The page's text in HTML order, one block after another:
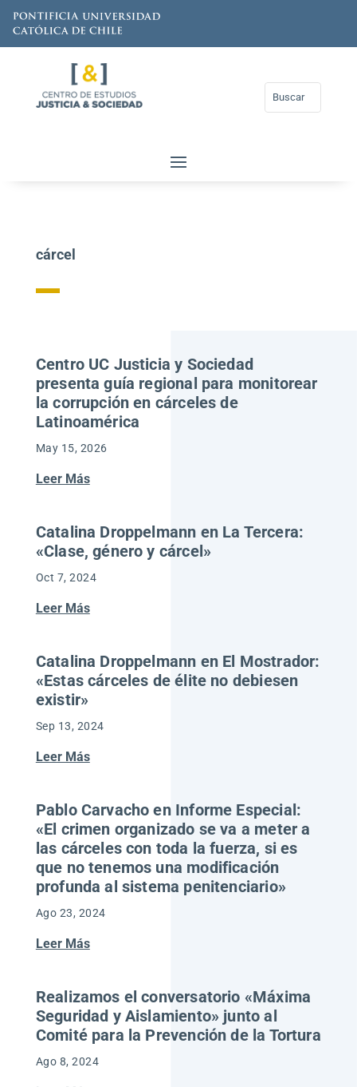
cárcel
Centro UC Justicia y Sociedad
presenta guía regional para monitorear
la corrupción en cárceles de
Latinoamérica
May 15, 2026
Leer Más
Catalina Droppelmann en La Tercera:
«Clase, género y cárcel»
Oct 7, 2024
Leer Más
Catalina Droppelmann en El Mostrador:
«Estas cárceles de élite no debiesen
existir»
Sep 13, 2024
Leer Más
Pablo Carvacho en Informe Especial:
«El crimen organizado se va a meter a
las cárceles con toda la fuerza, si es
que no tenemos una modificación
profunda al sistema penitenciario»
Ago 23, 2024
Leer Más
Realizamos el conversatorio «Máxima
Seguridad y Aislamiento» junto al
Comité para la Prevención de la Tortura
Ago 8, 2024